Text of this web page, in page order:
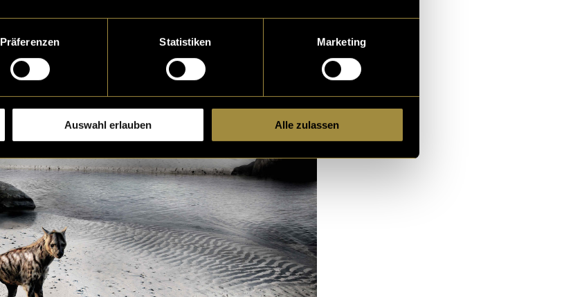
Präferenzen Statistiken Marketing
Auswahl erlauben Alle zulassen